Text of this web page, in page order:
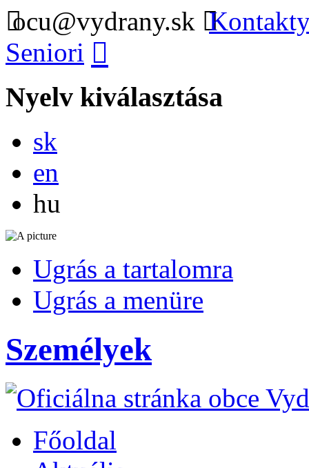
ocu@vydrany.sk
Seniori
Nyelv kiválasztása
sk
en
hu
Ugrás a tartalomra
Ugrás a menüre
Személyek
Főoldal